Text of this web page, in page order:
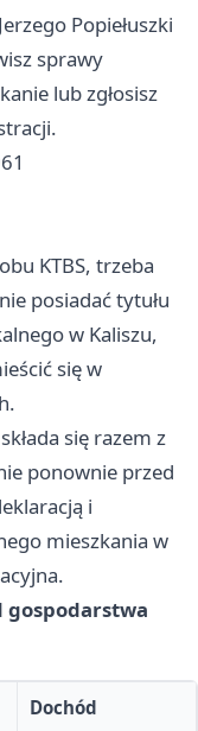
Popiełuszki
sprawy
lub zgłosisz
KTBS, trzeba
posiadać tytułu
w Kaliszu,
się w
się razem z
ponownie przed
i
mieszkania w
gospodarstwa
Dochód